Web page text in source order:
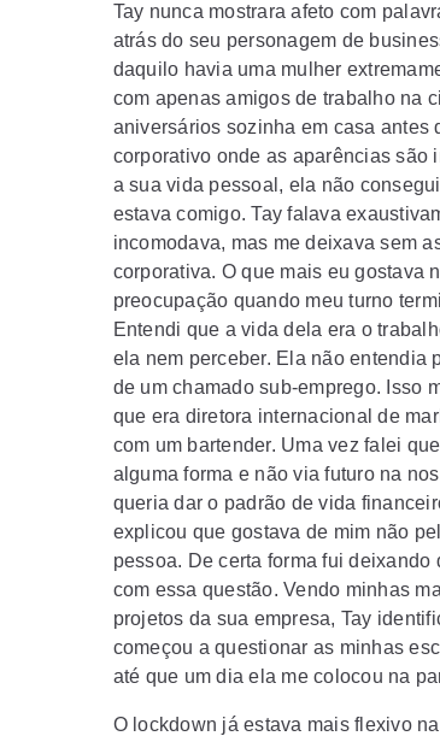
Tay nunca mostrara afeto com
atrás do seu personagem de
daquilo havia uma mulher
com apenas amigos de trabalho na
aniversários sozinha em casa
corporativo onde as aparências são
a sua vida pessoal, ela não
estava comigo. Tay falava
incomodava, mas me deixava sem
corporativa. O que mais eu gostava
preocupação quando meu turno
Entendi que a vida dela era o
ela nem perceber. Ela não entendia
de um chamado sub-emprego. Isso
que era diretora internacional de
com um bartender. Uma vez falei
alguma forma e não via futuro na
queria dar o padrão de vida
explicou que gostava de mim não
pessoa. De certa forma fui
com essa questão. Vendo minhas
projetos da sua empresa, Tay
começou a questionar as minhas
até que um dia ela me colocou na
O lockdown já estava mais flexivo